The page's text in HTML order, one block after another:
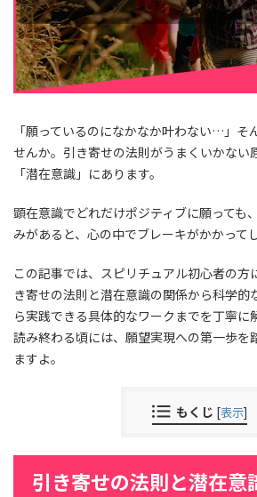
「願っているのになかなか叶わない…」そ
せんか。引き寄せの法則がうまくいかない
「潜在意識」にあります。
顕在意識でどれだけポジティブに願っても
みがあると、心の中でブレーキがかかって
この記事では、スピリチュアル初心者の方
き寄せの法則と潜在意識の関係から科学的
ら実践できる具体的なワークまでを丁寧に
読み終わる頃には、願望実現への第一歩を
ますよ。
もくじ [表示]
引き寄せの法則と潜在意